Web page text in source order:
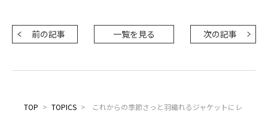
前の記事 一覧を見る 次の記事
TOP > TOPICS >
これからの季節さっと羽織れるジャケットにレ